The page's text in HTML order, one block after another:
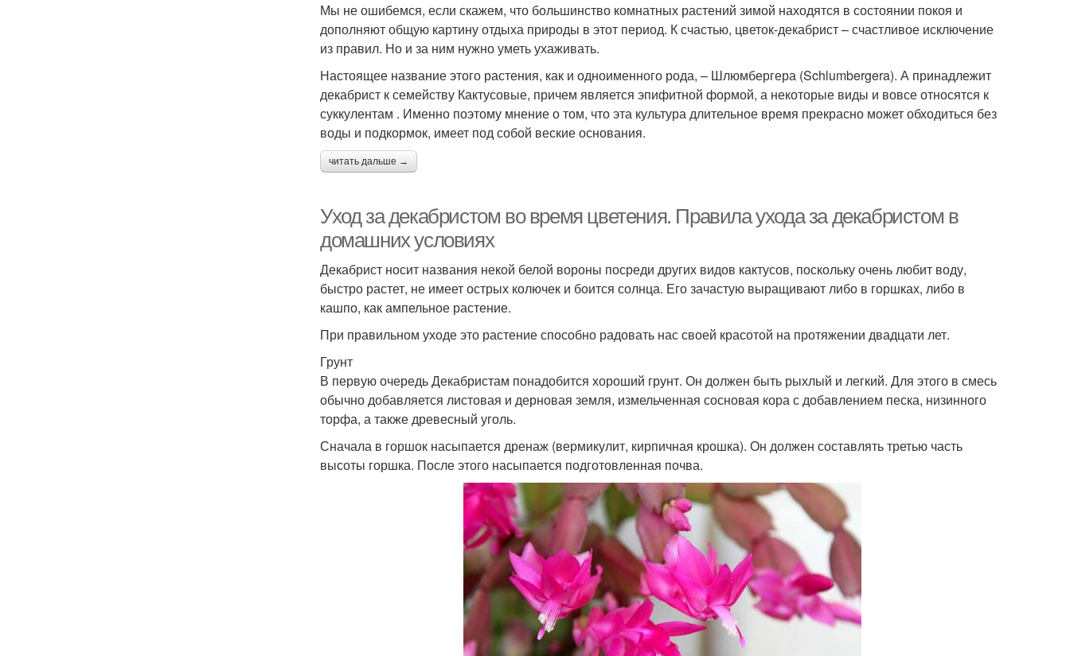
Мы не ошибемся, если скажем, что большинство комнатных растений зимой находятся в состоянии покоя и
дополняют общую картину отдыха природы в этот период. К счастью, цветок-декабрист – счастливое исключение
из правил. Но и за ним нужно уметь ухаживать.
Настоящее название этого растения, как и одноименного рода, – Шлюмбергера (Schlumbergera). А принадлежит
декабрист к семейству Кактусовые, причем является эпифитной формой, а некоторые виды и вовсе относятся к
суккулентам . Именно поэтому мнение о том, что эта культура длительное время прекрасно может обходиться без
воды и подкормок, имеет под собой веские основания.
читать дальше →
Уход за декабристом во время цветения. Правила ухода за декабристом в
домашних условиях
Декабрист носит названия некой белой вороны посреди других видов кактусов, поскольку очень любит воду,
быстро растет, не имеет острых колючек и боится солнца. Его зачастую выращивают либо в горшках, либо в
кашпо, как ампельное растение.
При правильном уходе это растение способно радовать нас своей красотой на протяжении двадцати лет.
Грунт
В первую очередь Декабристам понадобится хороший грунт. Он должен быть рыхлый и легкий. Для этого в смесь
обычно добавляется листовая и дерновая земля, измельченная сосновая кора с добавлением песка, низинного
торфа, а также древесный уголь.
Сначала в горшок насыпается дренаж (вермикулит, кирпичная крошка). Он должен составлять третью часть
высоты горшка. После этого насыпается подготовленная почва.